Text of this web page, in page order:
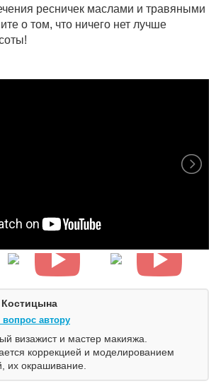
ресничек маслами и травяными
о том, что ничего нет лучше
Костицына
вопрос автору
визажист и мастер макияжа.
коррекцией и моделированием
их окрашивание.